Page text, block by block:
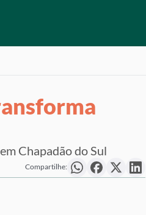
Chapadão do Sul
Compartilhe: